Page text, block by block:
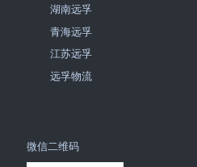
湖南远孚
青海远孚
江苏远孚
远孚物流
微信二维码